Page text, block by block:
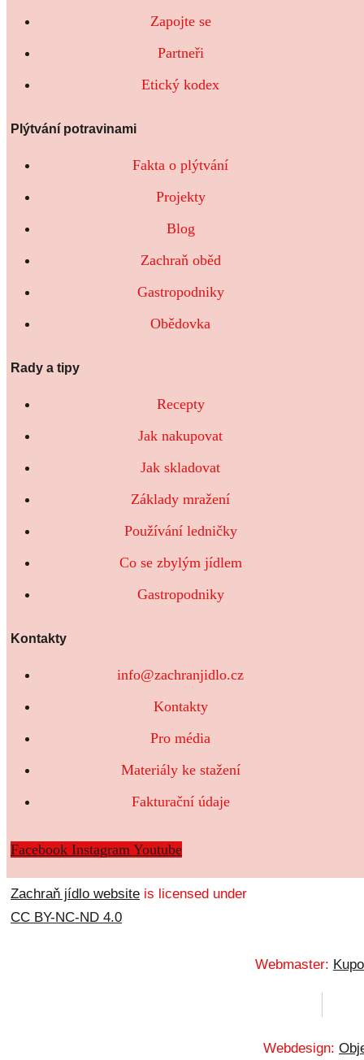
Zapojte se
Partneři
Etický kodex
Plýtvání potravinami
Fakta o plýtvání
Projekty
Blog
Zachraň oběd
Gastropodniky
Obědovka
Rady a tipy
Recepty
Jak nakupovat
Jak skladovat
Základy mražení
Používání ledničky
Co se zbylým jídlem
Gastropodniky
Kontakty
info@zachranjidlo.cz
Kontakty
Pro média
Materiály ke stažení
Fakturační údaje
Facebook Instagram Youtube
Zachraň jídlo website is licensed under
CC BY-NC-ND 4.0
Webmaster:
Webdesign: